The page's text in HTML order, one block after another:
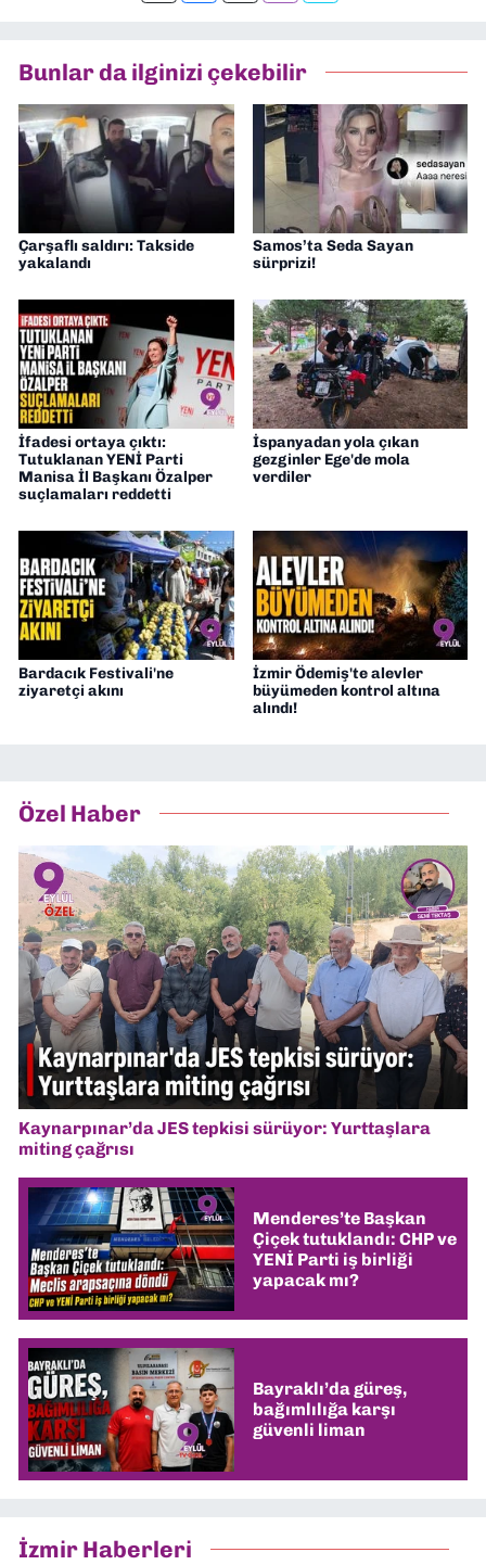
Bunlar da ilginizi çekebilir
Çarşaflı saldırı: Takside
yakalandı
Samos’ta Seda Sayan
sürprizi!
İfadesi ortaya çıktı:
Tutuklanan YENİ Parti
Manisa İl Başkanı Özalper
suçlamaları reddetti
İspanyadan yola çıkan
gezginler Ege'de mola
verdiler
Bardacık Festivali'ne
ziyaretçi akını
İzmir Ödemiş'te alevler
büyümeden kontrol altına
alındı!
Özel Haber
Kaynarpınar’da JES tepkisi sürüyor: Yurttaşlara
miting çağrısı
Menderes’te Başkan
Çiçek tutuklandı: CHP ve
YENİ Parti iş birliği
yapacak mı?
Bayraklı’da güreş,
bağımlılığa karşı
güvenli liman
İzmir Haberleri